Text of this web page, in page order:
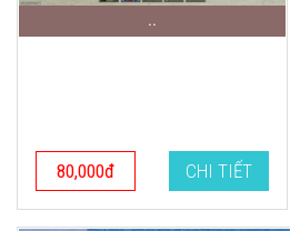
..
80,000đ CHI TIẾT